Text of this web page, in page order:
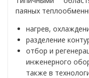
паяных
нагрев,
разделение
отбор и
инженерного
также в